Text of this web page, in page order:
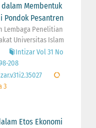
Membentuk
Pondok Pesantren
Lembaga Penelitian
Universitas Islam
Intizar Vol 31 No
208
3
Etos Ekonomi